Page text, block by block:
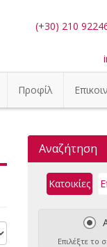
(+30) 210
Προφίλ
Αναζήτηση
Κατοικίες
Επιλέξτε το